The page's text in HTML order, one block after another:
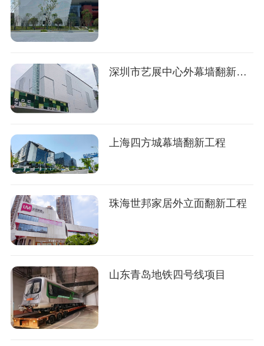
深圳市艺展中心外幕墙翻新项目
上海四方城幕墙翻新工程
珠海世邦家居外立面翻新工程
山东青岛地铁四号线项目